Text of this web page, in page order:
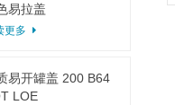
易拉盖
更多
易开罐盖 200 B64
LOE